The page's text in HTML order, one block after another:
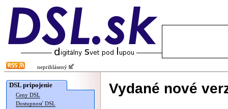
neprihlásený
DSL pripojenie
Ceny DSL
Dostupnosť DSL
Vydané nové